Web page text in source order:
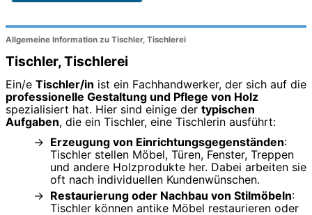
Allgemeine Information zu Tischler, Tischlerei
Tischler, Tischlerei
Ein/e Tischler/in ist ein Fachhandwerker, der sich auf die
professionelle Gestaltung und Pflege von Holz
spezialisiert hat. Hier sind einige der typischen
Aufgaben, die ein Tischler, eine Tischlerin ausführt:
Erzeugung von Einrichtungsgegenständen:
Tischler stellen Möbel, Türen, Fenster, Treppen
und andere Holzprodukte her. Dabei arbeiten sie
oft nach individuellen Kundenwünschen.
Restaurierung oder Nachbau von Stilmöbeln:
Tischler können antike Möbel restaurieren oder